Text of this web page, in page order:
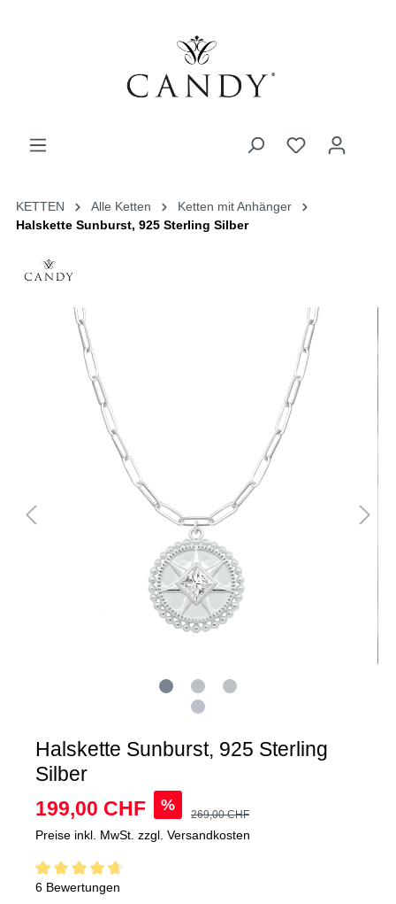
KETTEN Alle Ketten
Ketten mit Anhänger
Halskette Sunburst, 925 Sterling Silber
Halskette Sunburst, 925 Sterling
Silber
199,00 CHF
%
269,00 CHF
Preise inkl. MwSt. zzgl. Versandkosten
6 Bewertungen